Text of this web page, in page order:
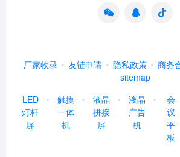
厂家收录 友链申请 隐私政策 商务
sitemap
LED
灯杆
屏
触摸
一体
机
液晶
拼接
屏
液晶
广告
机
会
议
平
板